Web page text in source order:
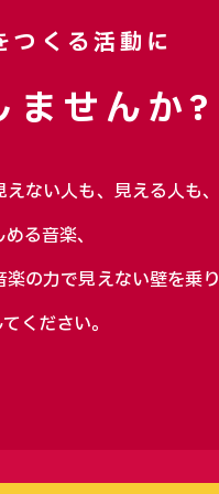
つくる活動に
ませんか?
ない人も、見える人も、
る音楽、
の力で見えない壁を乗り
ください。